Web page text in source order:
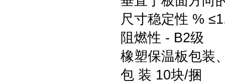
尺寸稳定性 %
阻燃性 - B2级
橡塑保温板包装
包 装 10块/捆